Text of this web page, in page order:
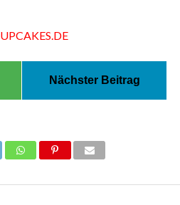
Nächster Beitrag